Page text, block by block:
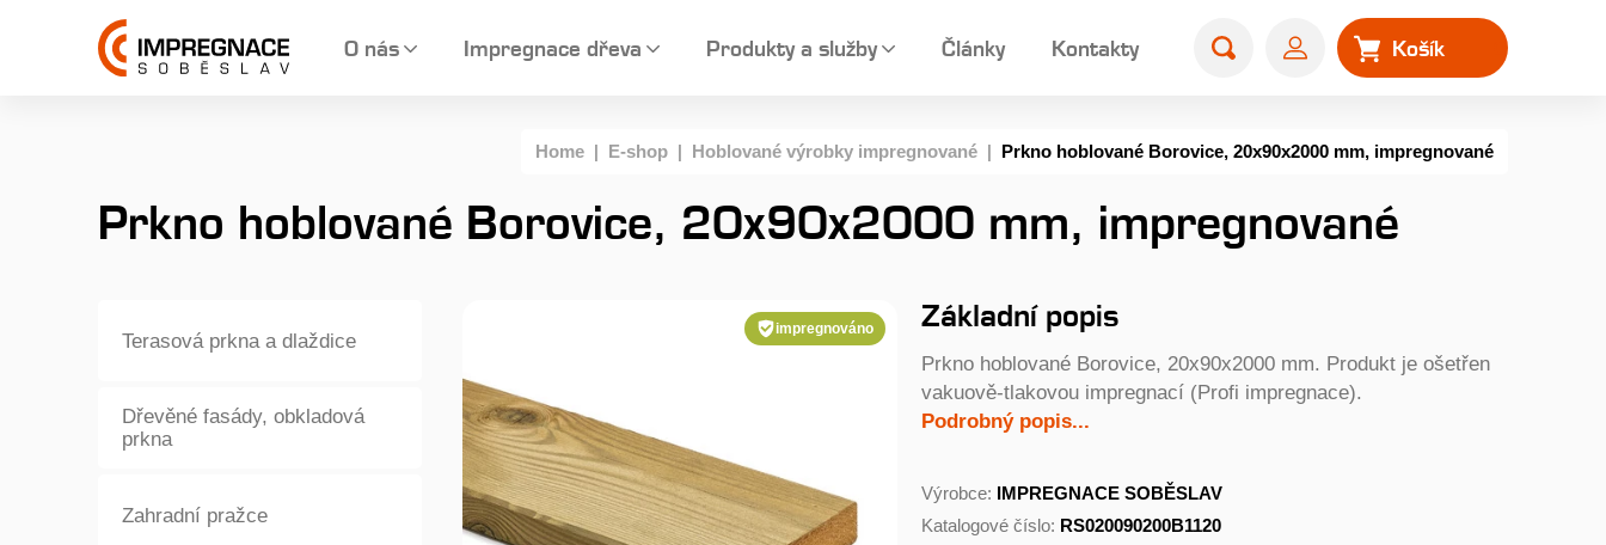
O nás Impregnace dřeva Produkty a služby Články Kontakty Košík
Home | E-shop | Hoblované výrobky impregnované | Prkno hoblované Borovice, 20x90x2000 mm, impregnované
Prkno hoblované Borovice, 20x90x2000 mm, impregnované
Terasová prkna a dlaždice
Dřevěné fasády, obkladová
prkna
Zahradní pražce
impregnováno Základní popis
Prkno hoblované Borovice, 20x90x2000 mm. Produkt je ošetřen
vakuově-tlakovou impregnací (Profi impregnace).
Podrobný popis...
Výrobce: IMPREGNACE SOBĚSLAV
Katalogové číslo: RS020090200B1120